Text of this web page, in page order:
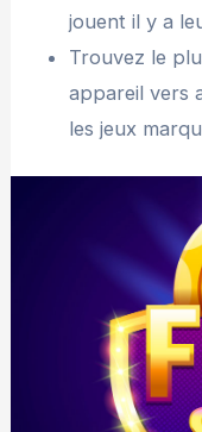
jouent il y a
Trouvez le
appareil vers
les jeux